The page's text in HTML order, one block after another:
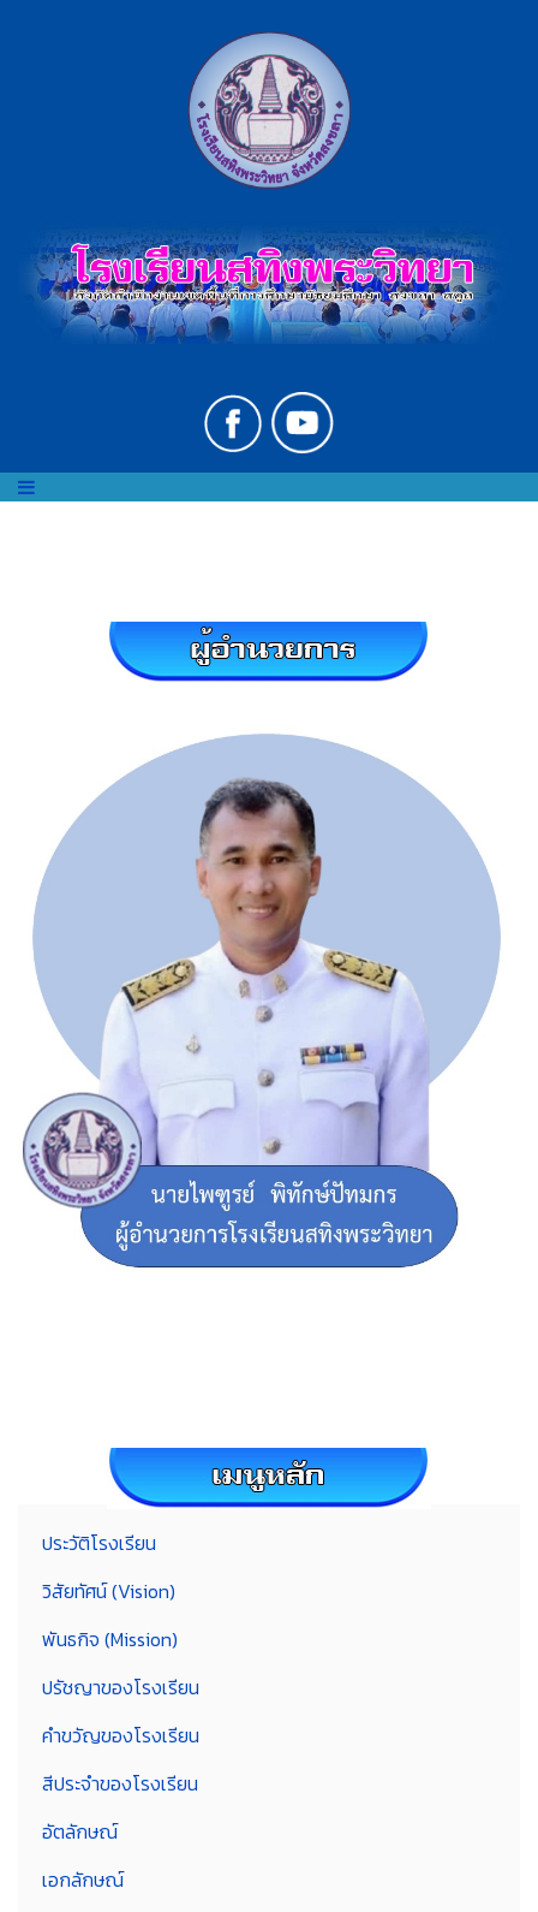
ประวัติโรงเรียน
วิสัยทัศน์ (Vision)
พันธกิจ (Mission)
ปรัชญาของโรงเรียน
คำขวัญของโรงเรียน
สีประจำของโรงเรียน
อัตลักษณ์
เอกลักษณ์